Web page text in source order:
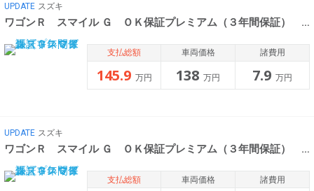
UPDATE スズキ
ワゴンＲ スマイル Ｇ ＯＫ保証プレミアム（３年間保証） ス
支払総額
145.9 万円
車両価格
138 万円
諸費用
7.9 万円
UPDATE スズキ
ワゴンＲ スマイル Ｇ ＯＫ保証プレミアム（３年間保証） ス
支払総額 車両価格 諸費用